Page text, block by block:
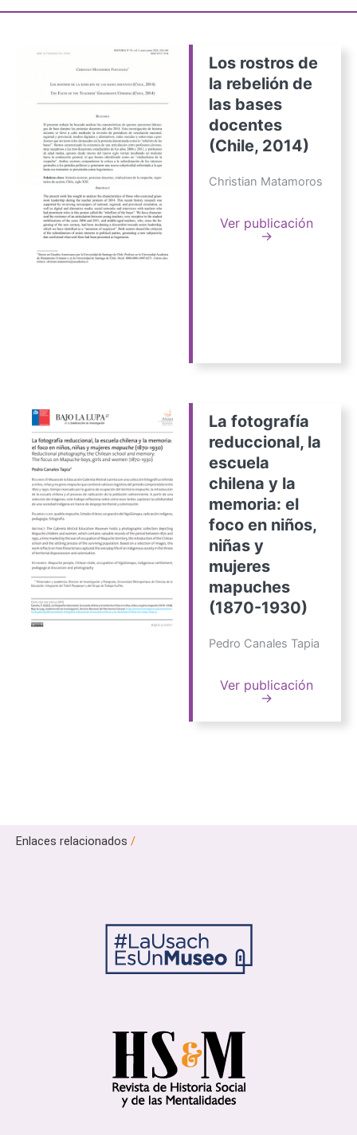
Los rostros de
la rebelión de
las bases
docentes
(Chile, 2014)
Christian Matamoros
Ver publicación
→
La fotografía
reduccional, la
escuela
chilena y la
memoria: el
foco en niños,
niñas y
mujeres
mapuches
(1870-1930)
Pedro Canales Tapia
Ver publicación
→
Enlaces relacionados /